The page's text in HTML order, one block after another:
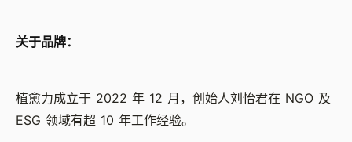
关于品牌：
植愈力成立于 2022 年 12 月，创始人刘怡君在 NGO 及
ESG 领域有超 10 年工作经验。